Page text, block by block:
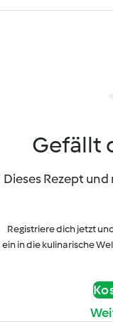
Gefällt
Dieses Rezept
Registriere dich jetzt
ein in die kulinarische